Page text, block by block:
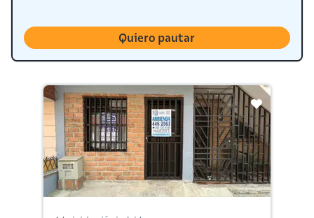
Quiero pautar